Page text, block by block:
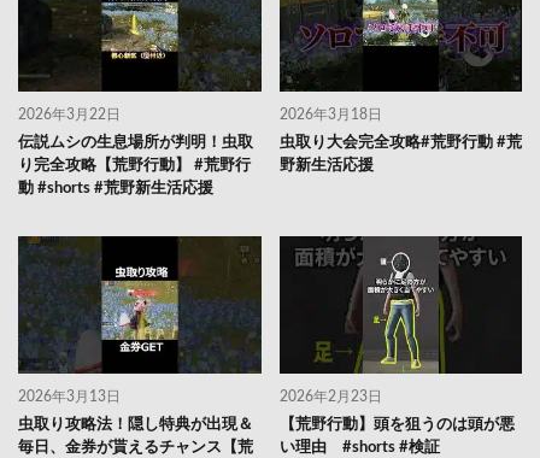
2026年3月22日
伝説ムシの生息場所が判明！虫取
り完全攻略【荒野行動】 #荒野行
動 #shorts #荒野新生活応援
2026年3月18日
虫取り大会完全攻略#荒野行動 #荒
野新生活応援
2026年3月13日
虫取り攻略法！隠し特典が出現＆
毎日、金券が貰えるチャンス【荒
2026年2月23日
【荒野行動】頭を狙うのは頭が悪
い理由 #shorts #検証